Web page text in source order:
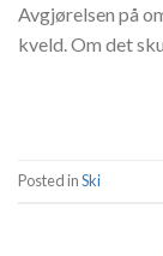
Avgjørelsen på
kveld. Om det
Posted inSki